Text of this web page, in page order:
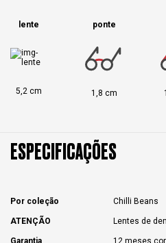
lente
5,2 cm
ponte
1,8 cm
ESPECIFICAÇÕES
Por coleção Chilli Beans
ATENÇÃO Lentes de
Garantia 12 meses